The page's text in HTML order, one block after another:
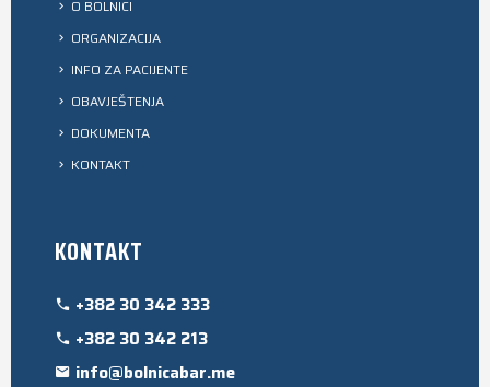
O BOLNICI
ORGANIZACIJA
INFO ZA PACIJENTE
OBAVJEŠTENJA
DOKUMENTA
KONTAKT
KONTAKT
+382 30 342 333
+382 30 342 213
info@bolnicabar.me